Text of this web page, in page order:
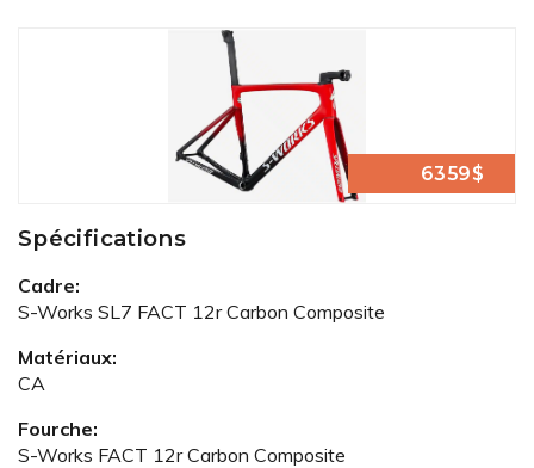
6359$
Spécifications
Cadre:
S-Works SL7 FACT 12r Carbon Composite
Matériaux:
CA
Fourche:
S-Works FACT 12r Carbon Composite